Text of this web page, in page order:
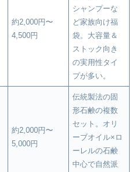
約2,000円〜
4,500円
シャンプーな
ど家族向け福
袋。大容量＆
ストック向き
の実用性タイ
プが多い。
約2,000円〜
5,000円
伝統製法の固
形石鹸の複数
セット。オリ
ーブオイル×ロ
ーレルの石鹸
中心で自然派